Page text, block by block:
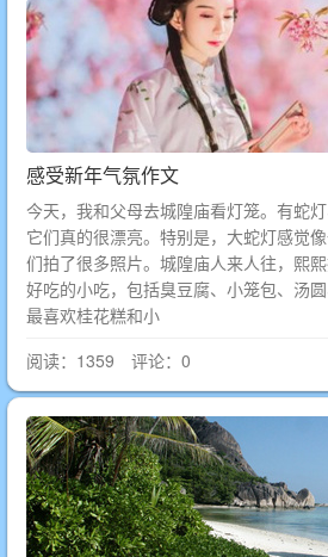
感受新年气氛作文
今天，我和父母去城隍庙看灯笼。有蛇灯
它们真的很漂亮。特别是，大蛇灯感觉
们拍了很多照片。城隍庙人来人往，熙
好吃的小吃，包括臭豆腐、小笼包、汤
最喜欢桂花糕和小
阅读：1359 评论：0